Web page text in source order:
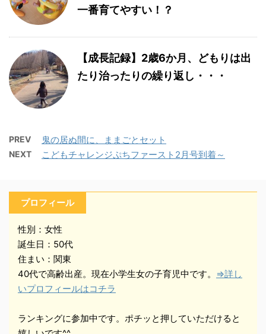
一番育てやすい！？
【成長記録】2歳6か月、どもりは出
たり治ったりの繰り返し・・・
PREV 鬼の居ぬ間に、ままごとセット
NEXT こどもチャレンジぷちファースト2月号到着～
プロフィール
性別：女性
誕生日：50代
住まい：関東
40代で高齢出産。現在小学生女の子育児中です。 ⇒詳し
いプロフィールはコチラ
ランキングに参加中です。ポチッと押していただけると